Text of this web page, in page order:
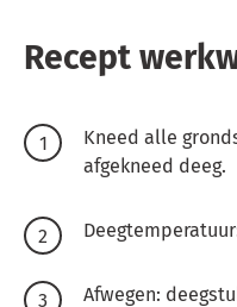
Recept
Kneed alle
afgekneed deeg.
Afwegen: